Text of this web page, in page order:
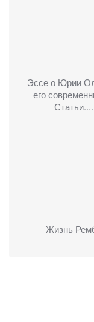
Эссе о Юрии
его
Статьи....
Жизнь